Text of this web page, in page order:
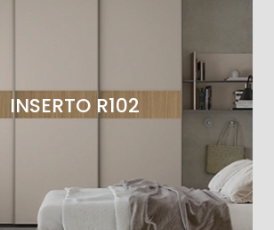
INSERTO R102